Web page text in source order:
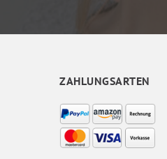
ZAHLUNGSARTEN